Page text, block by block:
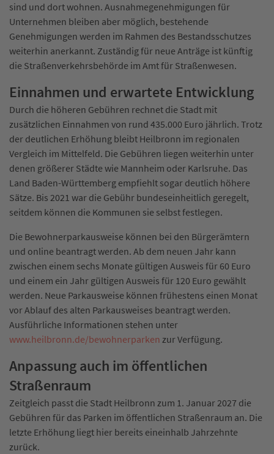
sind und dort wohnen. Ausnahmegenehmigungen für
Unternehmen bleiben aber möglich, bestehende
Genehmigungen werden im Rahmen des Bestandsschutzes
weiterhin anerkannt. Zuständig für neue Anträge ist künftig
die Straßenverkehrsbehörde im Amt für Straßenwesen.
Einnahmen und erwartete Entwicklung
Durch die höheren Gebühren rechnet die Stadt mit
zusätzlichen Einnahmen von rund 435.000 Euro jährlich. Trotz
der deutlichen Erhöhung bleibt Heilbronn im regionalen
Vergleich im Mittelfeld. Die Gebühren liegen weiterhin unter
denen größerer Städte wie Mannheim oder Karlsruhe. Das
Land Baden-Württemberg empfiehlt sogar deutlich höhere
Sätze. Bis 2021 war die Gebühr bundeseinheitlich geregelt,
seitdem können die Kommunen sie selbst festlegen.
Die Bewohnerparkausweise können bei den Bürgerämtern
und online beantragt werden. Ab dem neuen Jahr kann
zwischen einem sechs Monate gültigen Ausweis für 60 Euro
und einem ein Jahr gültigen Ausweis für 120 Euro gewählt
werden. Neue Parkausweise können frühestens einen Monat
vor Ablauf des alten Parkausweises beantragt werden.
Ausführliche Informationen stehen unter
www.heilbronn.de/bewohnerparken zur Verfügung.
Anpassung auch im öffentlichen
Straßenraum
Zeitgleich passt die Stadt Heilbronn zum 1. Januar 2027 die
Gebühren für das Parken im öffentlichen Straßenraum an. Die
letzte Erhöhung liegt hier bereits eineinhalb Jahrzehnte
zurück.